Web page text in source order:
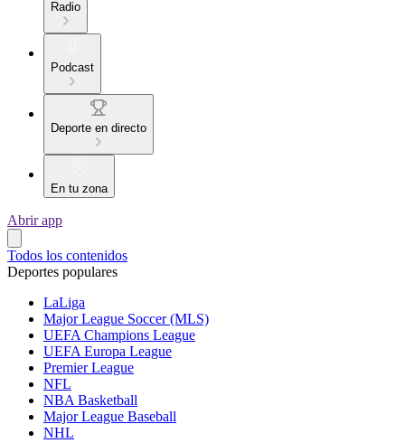
Radio
Podcast
Deporte en directo
En tu zona
Abrir app
Todos los contenidos
Deportes populares
LaLiga
Major League Soccer (MLS)
UEFA Champions League
UEFA Europa League
Premier League
NFL
NBA Basketball
Major League Baseball
NHL